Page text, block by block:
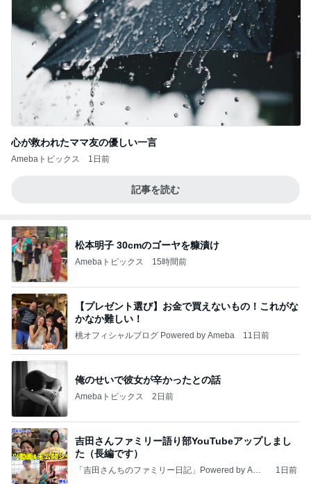
心が救われたママ友の優しい一言
Amebaトピックス 1日前
記事を読む
松本明子 30cmのゴーヤを糠漬け
Amebaトピックス 15時間前
【プレゼント選び】お金で買えないもの！これがな
かなか難しい！
桃オフィシャルブログ Powered by Ameba 11日前
俺のせいで彼女が辛かったとの話
Amebaトピックス 2日前
吉田さんファミリー語り部YouTubeアップしまし
た（長編です）
「吉田さんちのファミリー日記」Powered by Ame
1日前